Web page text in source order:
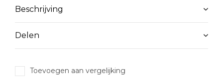
Beschrijving
Delen
Toevoegen aan vergelijking